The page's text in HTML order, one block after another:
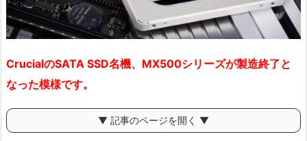
CrucialのSATA SSD名機、MX500シリーズが製造終了と
なった模様です。
▼ 記事のページを開く ▼